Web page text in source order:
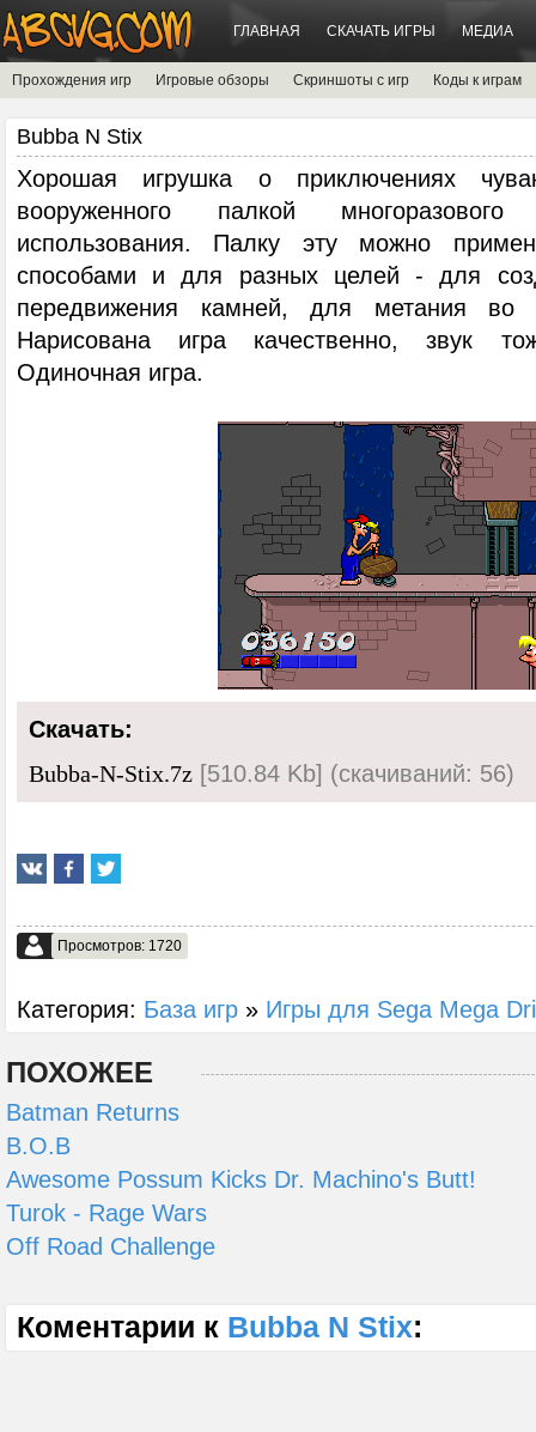
ГЛАВНАЯ СКАЧАТЬ ИГРЫ МЕДИА
Прохождения игр Игровые обзоры Скриншоты с игр Коды к играм
Bubba N Stix
Хорошая игрушка о приключениях
вооруженного палкой
использования. Палку эту можно
способами и для разных целей - для
передвижения камней, для метания
Нарисована игра качественно, звук
Одиночная игра.
Скачать:
Bubba-N-Stix.7z [510.84 Kb] (cкачиваний: 56)
Просмотров: 1720
Категория: База игр » Игры для Sega Mega
ПОХОЖЕЕ
Batman Returns
B.O.B
Awesome Possum Kicks Dr. Machino's Butt!
Turok - Rage Wars
Off Road Challenge
Коментарии к Bubba N Stix: